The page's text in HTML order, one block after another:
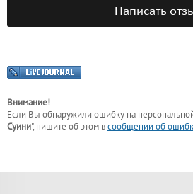
Написать
Внимание!
Если Вы обнаружили ошибку на
Суини", пишите об этом всообщении об